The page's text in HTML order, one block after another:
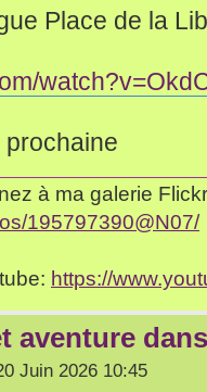
Place de la
prochaine
à ma galerie
195797390@N07/
https://
aventure
Juin 2026 10:45